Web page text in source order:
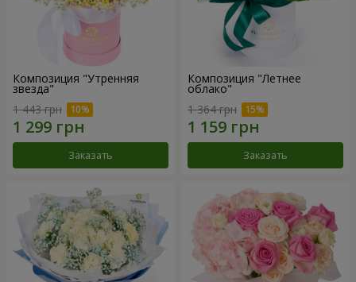
Композиция "Утренняя
звезда"
1 443 грн
Заказать
Композиция "Летнее
облако"
1 364 грн
Заказать